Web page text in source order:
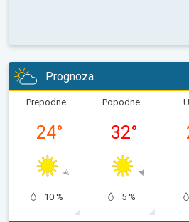
Prognoza
Prepodne
24°
10 %
Popodne
32°
5 %